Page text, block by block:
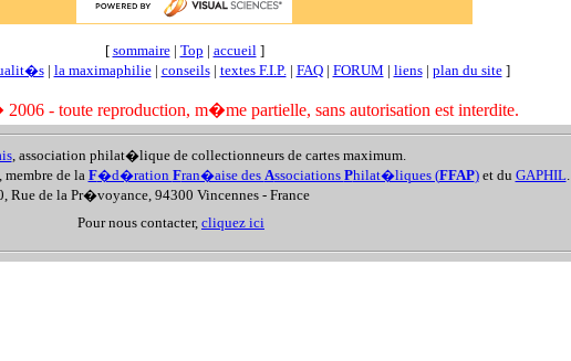
[ sommaire| Top | accueil]
| la maximaphilie| conseils| textes F.I.P.| FAQ| FORUM | liens| plan du site]
- toute reproduction, m�me partielle, sans autorisation est interdite.
, association philat�lique de collectionneurs de cartes maximum.
de la F�d�ration Fran�aise des Associations Philat�liques (FFAP)et du GAPHIL.
Rue de la Pr�voyance, 94300 Vincennes - France
Pour nous contacter, cliquez ici